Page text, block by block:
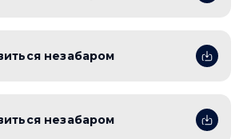
незабаром
незабаром